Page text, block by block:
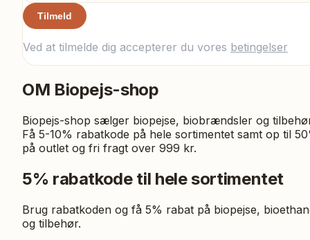
Tilmeld
Ved at tilmelde dig accepterer du vores betingelser
OM Biopejs-shop
Biopejs-shop sælger biopejse, biobrændsler og
Få 5-10% rabatkode på hele sortimentet samt op til
på outlet og fri fragt over 999 kr.
5% rabatkode til hele sortimentet
Brug rabatkoden og få 5% rabat på biopejse,
og tilbehør.